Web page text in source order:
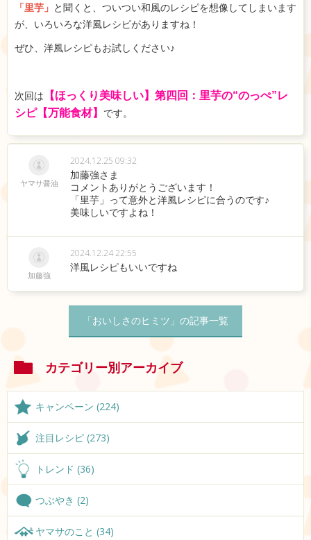
「里芋」 と聞くと、ついつい和風のレシピを想像してしまいます
が、いろいろな洋風レシピがありますね！
ぜひ、洋風レシピもお試しください♪
次回は 【ほっくり美味しい】第四回：里芋の“のっぺ”レ
シピ【万能食材】 です。
ヤマサ醤油
2024.12.25 09:32
加藤強さま
コメントありがとうございます！
「里芋」って意外と洋風レシピに合うのです♪
美味しいですよね！
加藤強
2024.12.24 22:55
洋風レシピもいいですね
「おいしさのヒミツ」の記事一覧
カテゴリー別アーカイブ
キャンペーン (224)
注目レシピ (273)
トレンド (36)
つぶやき (2)
ヤマサのこと (34)